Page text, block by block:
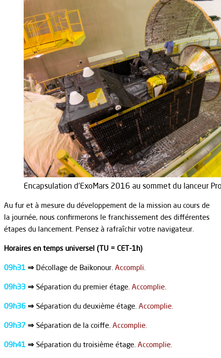
Encapsulation d’ExoMars 2016 au sommet du lanceur
Au fur et à mesure du développement de la mission au cours de
la journée, nous confirmerons le franchissement des différentes
étapes du lancement. Pensez à rafraîchir votre navigateur.
Horaires en temps universel (TU = CET-1h)
09h31 ⇒ Décollage de Baïkonour. Accompli.
09h33 ⇒ Séparation du premier étage. Accomplie.
09h36 ⇒ Séparation du deuxième étage. Accomplie.
09h37 ⇒ Séparation de la coiffe. Accomplie.
09h41 ⇒ Séparation du troisième étage. Accomplie.